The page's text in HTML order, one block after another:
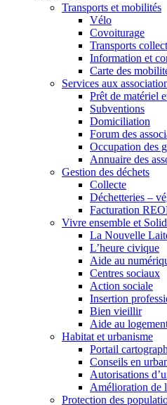
Transports et mobilités
Vélo
Covoiturage
Transports
Information et
Carte des
Services aux
Prêt de matériel
Subventions
Domiciliation
Forum des
Occupation des
Annuaire des
Gestion des déchets
Collecte
Déchetteries –
Facturation
Vivre ensemble et
La Nouvelle
L’heure civique
Aide au
Centres sociaux
Action sociale
Insertion
Bien vieillir
Aide au
Habitat et urbanisme
Portail
Conseils en
Autorisations
Amélioration de
Protection des